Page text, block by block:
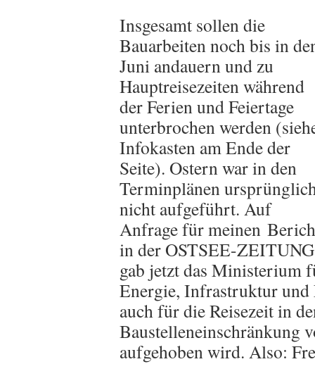
Insgesamt sollen die
Bauarbeiten noch bis in
Juni andauern und zu
Hauptreisezeiten während
der Ferien und Feiertage
unterbrochen werden
Infokasten am Ende der
Seite). Ostern war in den
Terminplänen
nicht aufgeführt. Auf
Anfrage für meinen
in der OSTSEE-ZEITUNG
gab jetzt das Ministerium
Energie, Infrastruktur und
auch für die Reisezeit in
Baustelleneinschränkung
aufgehoben wird. Also: